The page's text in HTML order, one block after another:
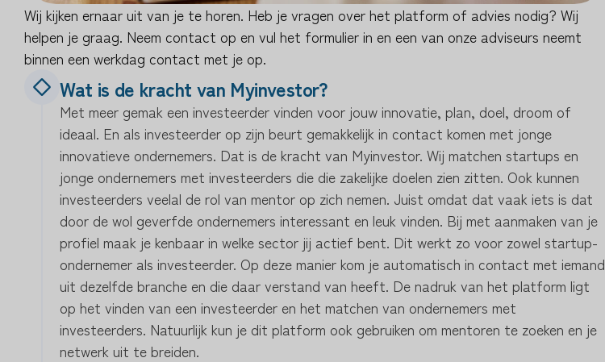
Wij kijken ernaar uit van je te horen. Heb je vragen over het platform of advies nodig? Wij
helpen je graag. Neem contact op en vul het formulier in en een van onze adviseurs neemt
binnen een werkdag contact met je op.
Wat is de kracht van Myinvestor?
Met meer gemak een investeerder vinden voor jouw innovatie, plan, doel, droom of
ideaal. En als investeerder op zijn beurt gemakkelijk in contact komen met jonge
innovatieve ondernemers. Dat is de kracht van Myinvestor. Wij matchen startups en
jonge ondernemers met investeerders die die zakelijke doelen zien zitten. Ook kunnen
investeerders veelal de rol van mentor op zich nemen. Juist omdat dat vaak iets is dat
door de wol geverfde ondernemers interessant en leuk vinden. Bij met aanmaken van je
profiel maak je kenbaar in welke sector jij actief bent. Dit werkt zo voor zowel startup-
ondernemer als investeerder. Op deze manier kom je automatisch in contact met iemand
uit dezelfde branche en die daar verstand van heeft. De nadruk van het platform ligt
op het vinden van een investeerder en het matchen van ondernemers met
investeerders. Natuurlijk kun je dit platform ook gebruiken om mentoren te zoeken en je
netwerk uit te breiden.